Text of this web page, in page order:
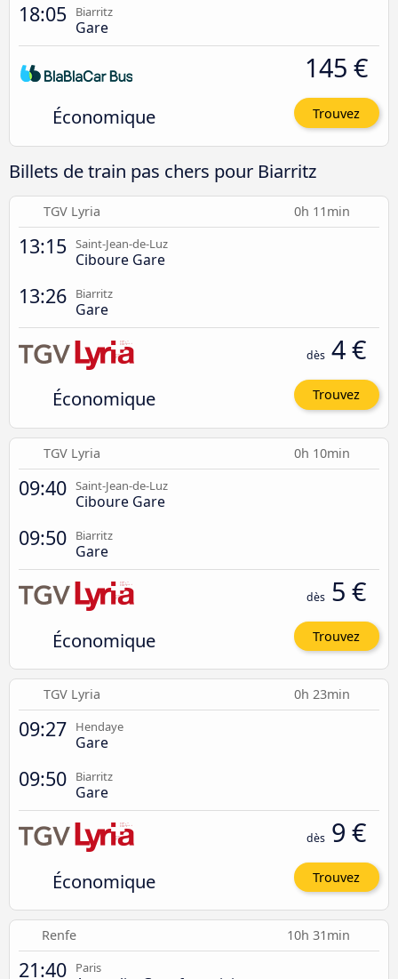
18:05 Biarritz
Gare
Économique
145 €
Trouvez
Billets de train pas chers pour Biarritz
TGV Lyria 0h 11min
13:15 Saint-Jean-de-Luz
Ciboure Gare
13:26 Biarritz
Gare
Économique
dès 4 €
Trouvez
TGV Lyria 0h 10min
09:40 Saint-Jean-de-Luz
Ciboure Gare
09:50 Biarritz
Gare
Économique
dès 5 €
Trouvez
TGV Lyria 0h 23min
09:27 Hendaye
Gare
09:50 Biarritz
Gare
Économique
dès 9 €
Trouvez
Renfe 10h 31min
21:40 Paris